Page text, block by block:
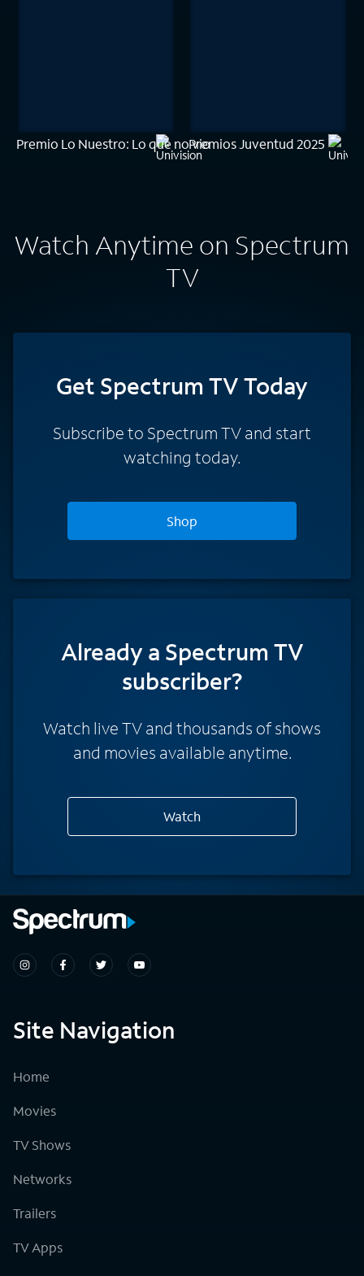
Premio Lo Nuestro: Lo que no vioPremios Juventud 2025
Watch Anytime on Spectrum
TV
Get Spectrum TV Today
Subscribe to Spectrum TV and start
watching today.
Shop
Already a Spectrum TV
subscriber?
Watch live TV and thousands of shows
and movies available anytime.
Watch
Site Navigation
Home
Movies
TV Shows
Networks
Trailers
TV Apps